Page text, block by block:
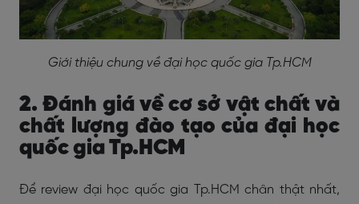
Giới thiệu chung về đại học quốc gia Tp.HCM
2. Đánh giá về cơ sở vật chất và
chất lượng đào tạo của đại học
quốc gia Tp.HCM
Để review đại học quốc gia Tp.HCM chân thật nhất,